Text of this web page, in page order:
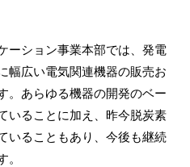
ーション事業本部では、発電
幅広い電気関連機器の販売お
。あらゆる機器の開発のベー
いることに加え、昨今脱炭素
いることもあり、今後も継続
。